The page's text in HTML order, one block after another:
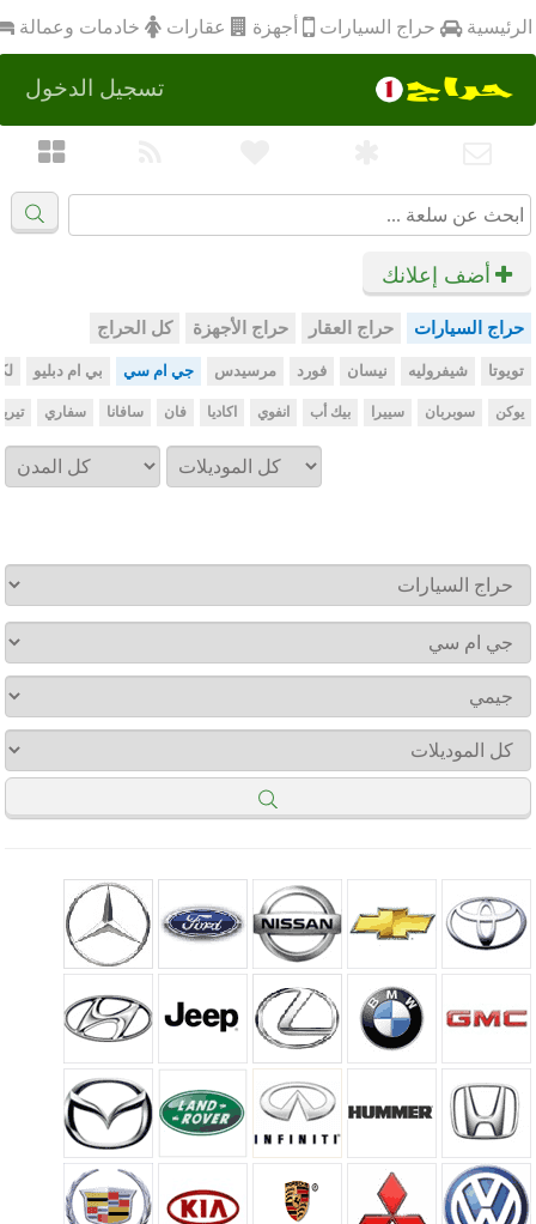
الرئيسية حراج السيارات أجهزة عقارات خادمات وعمالة
تسجيل الدخول
أضف إعلانك
حراج السيارات حراج العقار حراج الأجهزة كل الحراج
تويوتا شيفروليه نيسان فورد مرسيدس جي ام سي بي ام دبليو
يوكن سوبربان سييرا بيك أب انفوي اكاديا فان سافانا سفاري